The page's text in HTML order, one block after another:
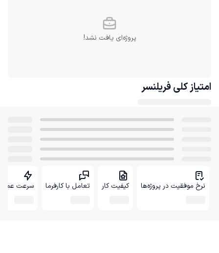
پروژه‌ای یافت نشد!
امتیاز کلی فریلنسر
نرخ موفقیت در پروژه‌ها کیفیت کار تعامل با کارفرما سرعت عمل